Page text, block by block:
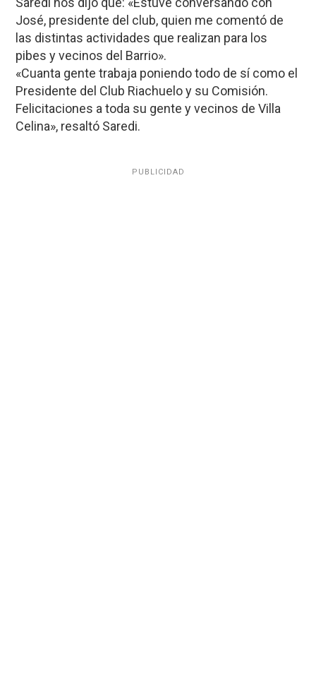
José, presidente del club, quien me comentó de
las distintas actividades que realizan para los
pibes y vecinos del Barrio».
«Cuanta gente trabaja poniendo todo de sí como el
Presidente del Club Riachuelo y su Comisión.
Felicitaciones a toda su gente y vecinos de Villa
Celina», resaltó Saredi.
PUBLICIDAD